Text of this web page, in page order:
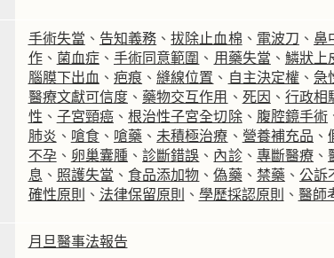
手術失當 、 告知義務 、拔除止血棉 、 電波刀 、鼻
作、 菌血症、 手術同意範圍 、 用藥失當 、 鱗狀上
腦膜下出血 、 疤痕 、縫線位置 、 自主決定權、急
醫療文獻可信度 、 藥物交互作用 、 死因 、 行政相
性 、 子宮頸癌、根治性子宮全切除、 腹腔鏡手術
肺炎 、 嗆食、 嗆藥 、 未積極治療 、 營養補充品 、
不孕、 卵巢囊腫 、診斷錯誤 、 內診、 專斷醫療 、
息 、 照護失當 、 食品添加物 、偽藥 、 禁藥 、 公訴
確性原則
、 法律保留原則 、 學歷採認原則 、 醫師
月旦醫事法報告